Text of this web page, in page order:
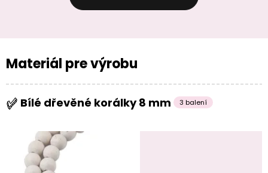
Materiál pre výrobu
Bílé dřevěné korálky 8 mm 3 balení